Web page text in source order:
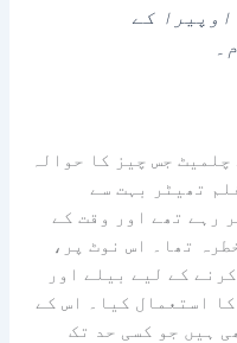
کے
جس چیز کا حوالہ
تھیٹر بہت سے
رہے تھے اور وقت کے
تھا۔ اس نوٹ پر،
کے لیے بیلے اور
استعمال کیا۔ اس کے
ہیں جو کسی حد تک